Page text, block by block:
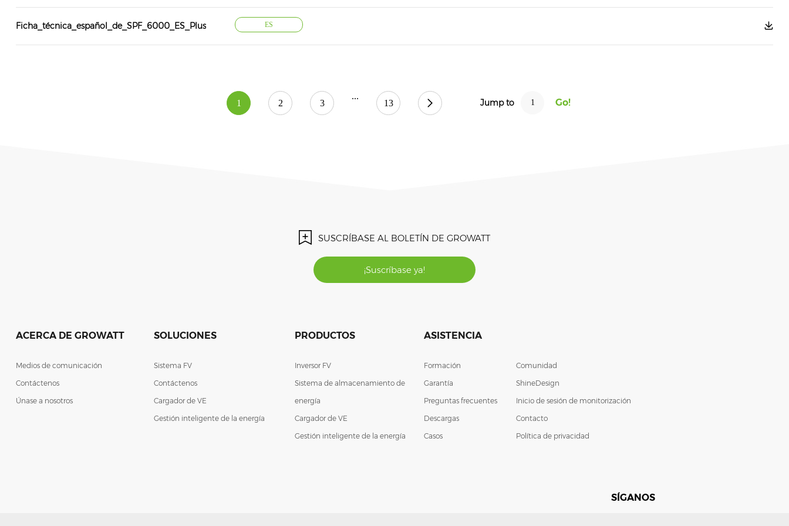
Ficha_técnica_español_de_SPF_6000_ES_Plus ES
1 2 3
...
13 Jump to
SUSCRÍBASE AL BOLETÍN DE GROWATT
¡Suscríbase ya!
ACERCA DE GROWATT
Medios de comunicación
Contáctenos
Únase a nosotros
SOLUCIONES
Sistema FV
Contáctenos
Cargador de VE
Gestión inteligente de la energía
PRODUCTOS
Inversor FV
Sistema de almacenamiento de
energía
Cargador de VE
Gestión inteligente de la energía
ASISTENCIA
Formación
Garantía
Preguntas frecuentes
Descargas
Casos
Comunidad
ShineDesign
Inicio de sesión de monitorización
Contacto
Política de privacidad
SÍGANOS